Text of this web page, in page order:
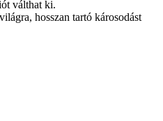
válthat ki.
hosszan tartó károsodást